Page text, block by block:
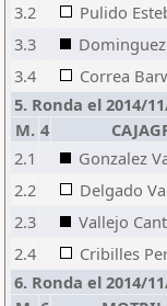
3.2
Pulido
3.3
3.4
Correa
5. Ronda el 2014/
M. 4
2.1
Gonzalez
2.2
Delgado
2.3
Vallejo
2.4
Cribilles
6. Ronda el 2014/